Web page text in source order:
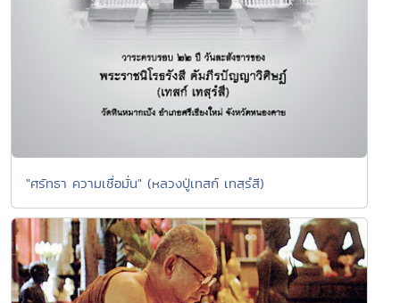
"ศรัทธา ความเชื่อมั่น" (หลวงปู่เทสก์ เทสฺรํสี)